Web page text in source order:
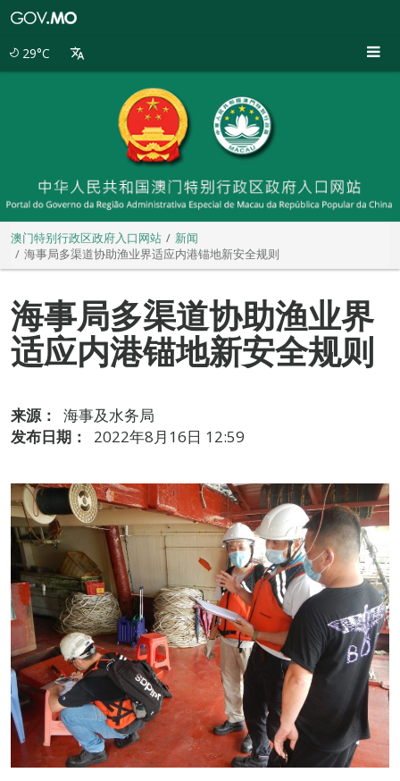
29°C
澳门特别行政区政府入口网站
新闻
海事局多渠道协助渔业界适应内港锚地新安全规则
海事局多渠道协助渔业界
适应内港锚地新安全规则
来源：
海事及水务局
发布日期：
2022年8月16日 12:59